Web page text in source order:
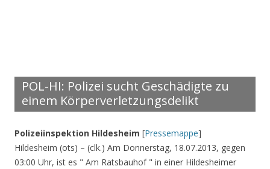
POL-HI: Polizei sucht Geschädigte zu
einem Körperverletzungsdelikt
Polizeiinspektion Hildesheim [Pressemappe]
Hildesheim (ots) – (clk.) Am Donnerstag, 18.07.2013, gegen
03:00 Uhr, ist es " Am Ratsbauhof " in einer Hildesheimer